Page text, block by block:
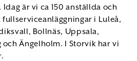
är vi ca 150 anställda och
i Luleå,
Bollnäs, Uppsala,
Ängelholm. I Storvik har vi